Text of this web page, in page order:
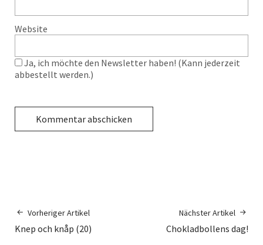
Website
Ja, ich möchte den Newsletter haben! (Kann jederzeit
abbestellt werden.)
Vorheriger Artikel
Knep och knåp (20)
Nächster Artikel
Chokladbollens dag!